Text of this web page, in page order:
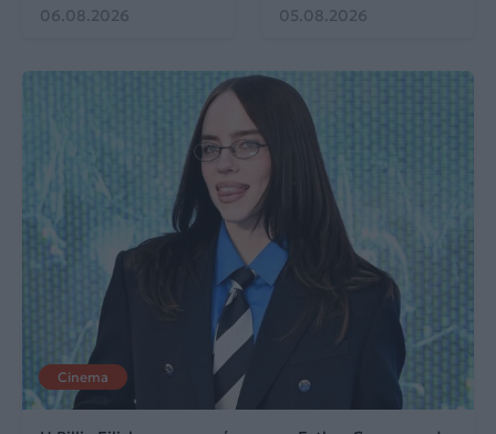
06.08.2026 05.08.2026
Cinema